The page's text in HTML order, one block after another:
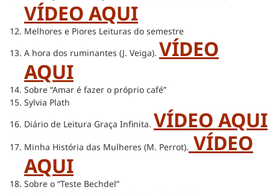
VÍDEO AQUI
Melhores e Piores Leituras do semestre
A hora dos ruminantes (J. Veiga). VÍDEO
AQUI
Sobre “Amar é fazer o próprio café”
Sylvia Plath
Diário de Leitura Graça Infinita. VÍDEO AQUI
Minha História das Mulheres (M. Perrot). VÍDEO
AQUI
Sobre o “Teste Bechdel”